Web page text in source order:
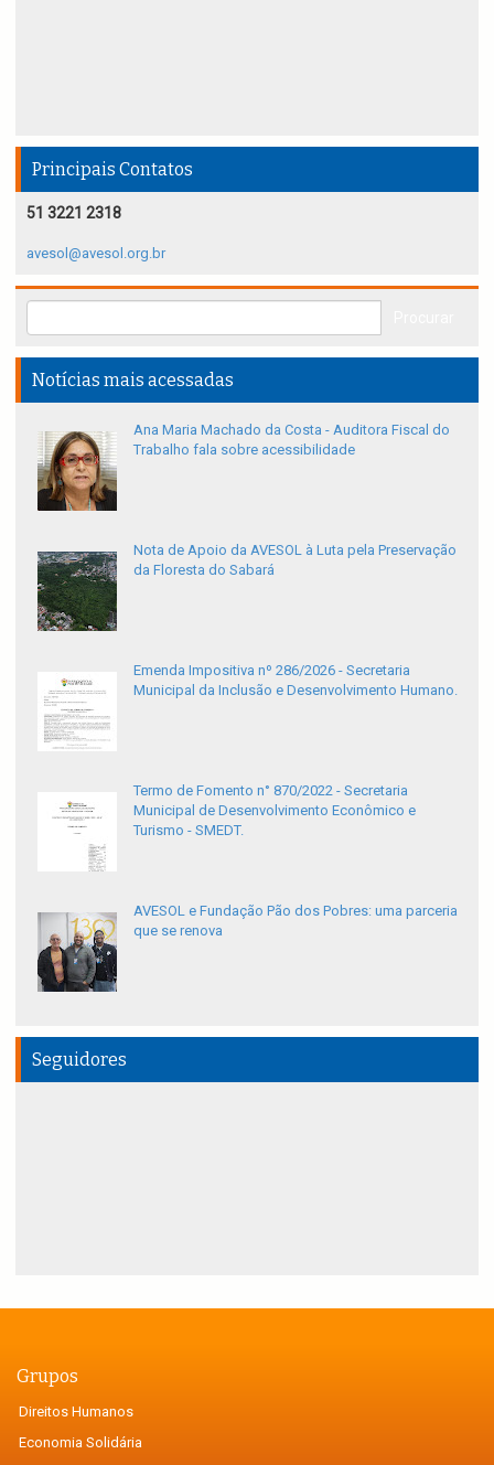
Principais Contatos
51 3221 2318
avesol@avesol.org.br
Notícias mais acessadas
Ana Maria Machado da Costa - Auditora Fiscal do
Trabalho fala sobre acessibilidade
Nota de Apoio da AVESOL à Luta pela Preservação
da Floresta do Sabará
Emenda Impositiva nº 286/2026 - Secretaria
Municipal da Inclusão e Desenvolvimento Humano.
Termo de Fomento n° 870/2022 - Secretaria
Municipal de Desenvolvimento Econômico e
Turismo - SMEDT.
AVESOL e Fundação Pão dos Pobres: uma parceria
que se renova
Seguidores
Grupos
Direitos Humanos
Economia Solidária